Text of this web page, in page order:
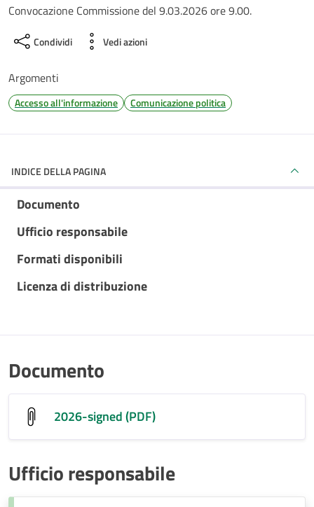
Convocazione Commissione del 9.03.2026 ore 9.00.
Condividi Vedi azioni
Argomenti
Accesso all'informazione Comunicazione politica
INDICE DELLA PAGINA
Documento
Ufficio responsabile
Formati disponibili
Licenza di distribuzione
Documento
2026-signed (PDF)
Ufficio responsabile